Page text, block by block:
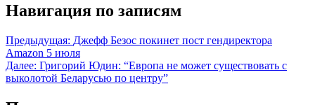
Навигация по записям
Предыдущая: Джефф Безос покинет пост гендиректора
Amazon 5 июля
Далее: Григорий Юдин: “Европа не может существовать с
выколотой Беларусью по центру”